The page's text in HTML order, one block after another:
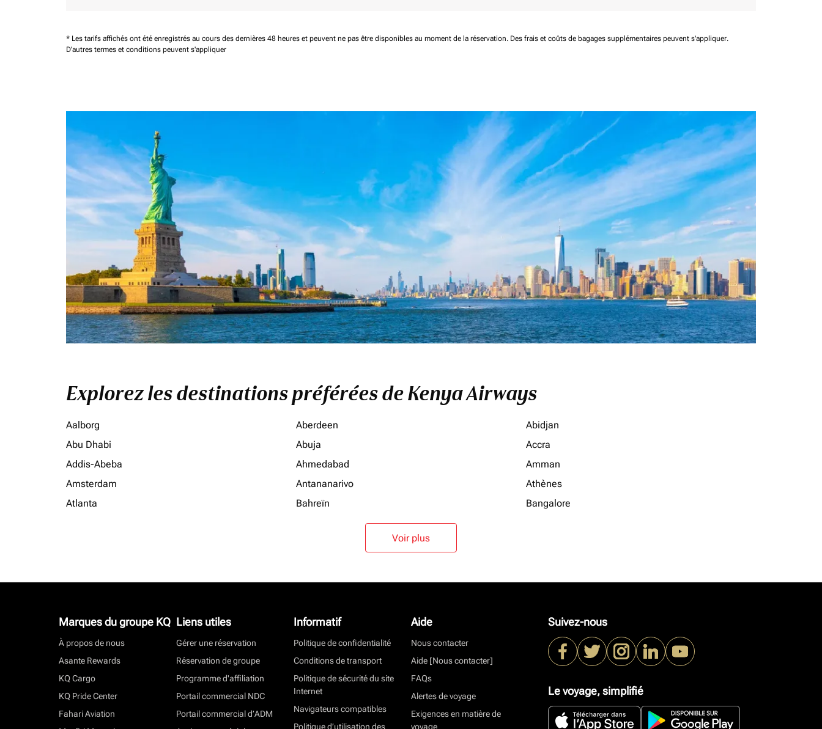
* Les tarifs affichés ont été enregistrés au cours des dernières 48 heures et peuvent ne pas être disponibles au moment de la réservation. Des frais et coûts de bagages supplémentaires peuvent s'appliquer.
D'autres termes et conditions peuvent s'appliquer
Explorez les destinations préférées de Kenya Airways
Aalborg Aberdeen
Abidjan
Abu Dhabi
Abuja
Accra
Addis-Abeba
Ahmedabad
Amman
Amsterdam
Antananarivo
Athènes
Atlanta
Bahreïn Bangalore
Voir plus
Marques du groupe KQ
À propos de nous
Asante Rewards
KQ Cargo
KQ Pride Center
Fahari Aviation
Liens utiles
Gérer une réservation
Réservation de groupe
Programme d'affiliation
Portail commercial NDC
Portail commercial d’ADM
Informatif
Politique de confidentialité
Conditions de transport
Politique de sécurité du site
Internet
Navigateurs compatibles
Politique d’utilisation des
Aide
Nous contacter
Aide [Nous contacter]
FAQs
Alertes de voyage
Exigences en matière de
voyage
Suivez-nous
Le voyage, simplifié